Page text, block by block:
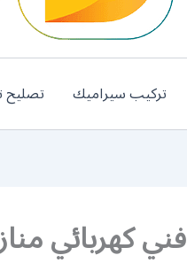
تركيب سيراميك
فني كهربائي منازل